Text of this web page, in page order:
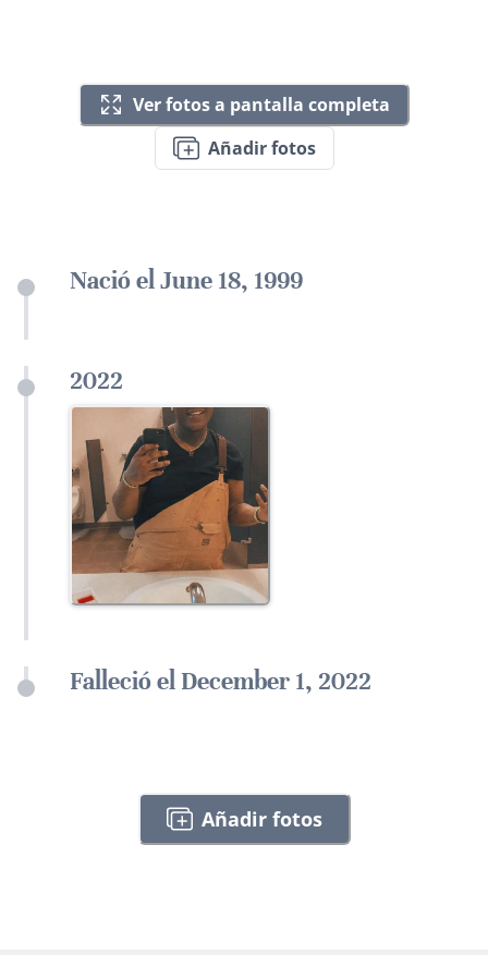
Ver fotos a pantalla completa
Añadir fotos
Nació el June 18, 1999
2022
Falleció el December 1, 2022
Añadir fotos